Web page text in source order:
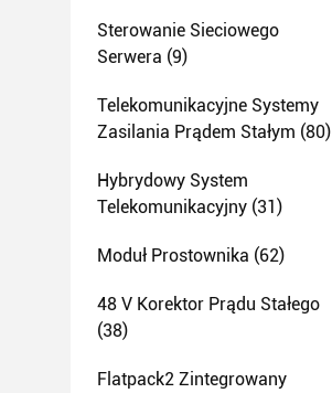
Sterowanie Sieciowego
Serwera (9)
Telekomunikacyjne Systemy
Zasilania Prądem Stałym (80)
Hybrydowy System
Telekomunikacyjny (31)
Moduł Prostownika (62)
48 V Korektor Prądu Stałego
(38)
Flatpack2 Zintegrowany